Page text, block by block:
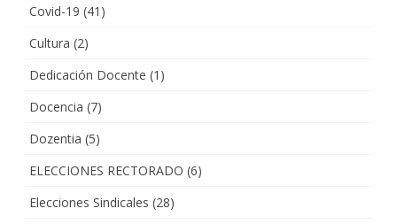
Covid-19 (41)
Cultura (2)
Dedicación Docente (1)
Docencia (7)
Dozentia (5)
ELECCIONES RECTORADO (6)
Elecciones Sindicales (28)